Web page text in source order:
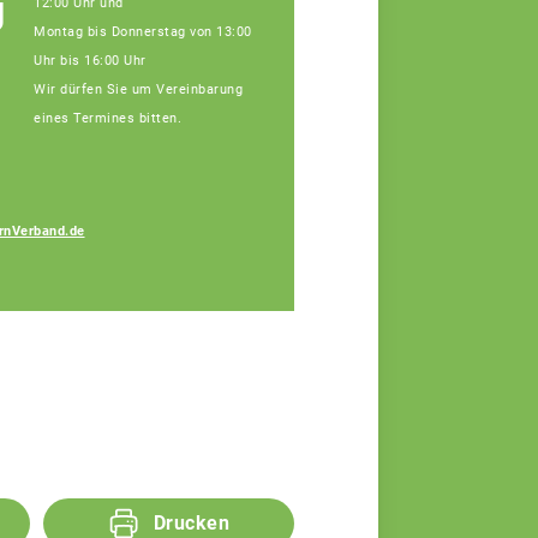
Montag bis Donnerstag von 13:00
Uhr bis 16:00 Uhr
Wir dürfen Sie um Vereinbarung
eines Termines bitten.
Drucken